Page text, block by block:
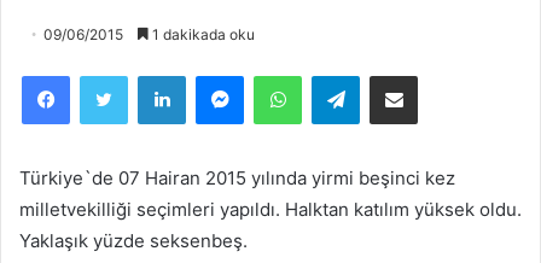
09/06/2015 1 dakikada oku
Telegram
Türkiye`de 07 Hairan 2015 yılında yirmi beşinci kez
milletvekilliği seçimleri yapıldı. Halktan katılım yüksek oldu.
Yaklaşık yüzde seksenbeş.